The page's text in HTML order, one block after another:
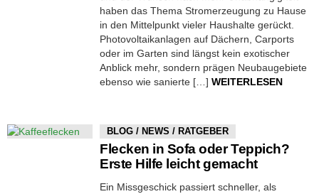
haben das Thema Stromerzeugung zu Hause
in den Mittelpunkt vieler Haushalte gerückt.
Photovoltaikanlagen auf Dächern, Carports
oder im Garten sind längst kein exotischer
Anblick mehr, sondern prägen Neubaugebiete
ebenso wie sanierte […] WEITERLESEN
BLOG / NEWS / RATGEBER
Flecken in Sofa oder Teppich?
Erste Hilfe leicht gemacht
Ein Missgeschick passiert schneller, als